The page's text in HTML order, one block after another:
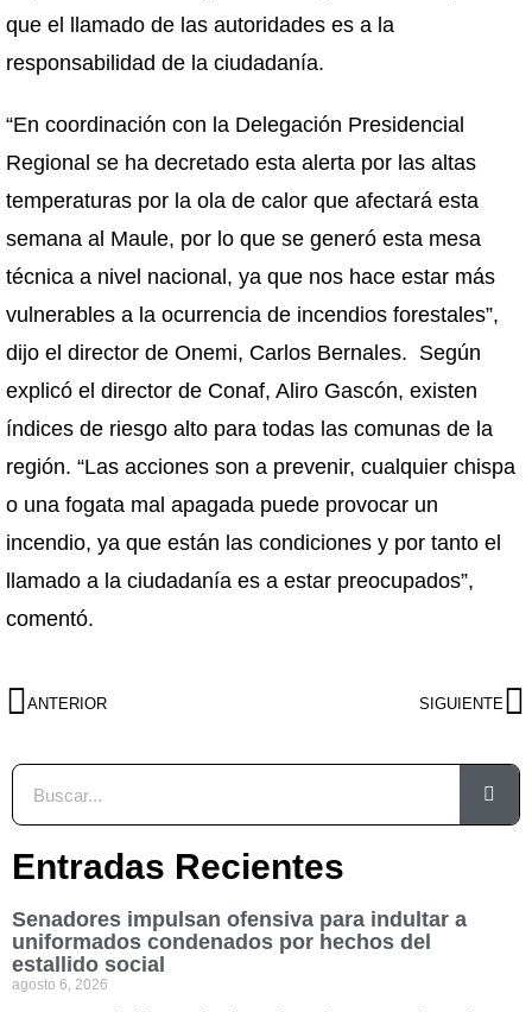
que el llamado de las autoridades es a la
responsabilidad de la ciudadanía.
“En coordinación con la Delegación Presidencial
Regional se ha decretado esta alerta por las altas
temperaturas por la ola de calor que afectará esta
semana al Maule, por lo que se generó esta mesa
técnica a nivel nacional, ya que nos hace estar más
vulnerables a la ocurrencia de incendios forestales”,
dijo el director de Onemi, Carlos Bernales. Según
explicó el director de Conaf, Aliro Gascón, existen
índices de riesgo alto para todas las comunas de la
región. “Las acciones son a prevenir, cualquier chispa
o una fogata mal apagada puede provocar un
incendio, ya que están las condiciones y por tanto el
llamado a la ciudadanía es a estar preocupados”,
comentó.
ANTERIOR SIGUIENTE
Entradas Recientes
Senadores impulsan ofensiva para indultar a
uniformados condenados por hechos del
estallido social
agosto 6, 2026